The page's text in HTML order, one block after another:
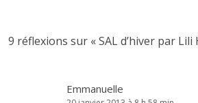
9 réflexions sur «SAL d’hiver par Lili
Emmanuelle